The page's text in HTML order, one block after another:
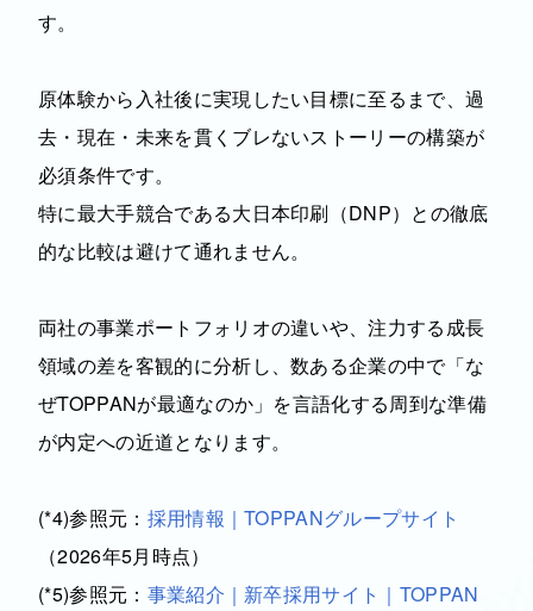
す。
原体験から入社後に実現したい目標に至るまで、過
去・現在・未来を貫くブレないストーリーの構築が
必須条件です。
特に最大手競合である大日本印刷（DNP）との徹底
的な比較は避けて通れません。
両社の事業ポートフォリオの違いや、注力する成長
領域の差を客観的に分析し、数ある企業の中で「な
ぜTOPPANが最適なのか」を言語化する周到な準備
が内定への近道となります。
(*4)参照元： 採用情報｜TOPPANグループサイト
（2026年5月時点）
(*5)参照元： 事業紹介｜新卒採用サイト｜TOPPAN